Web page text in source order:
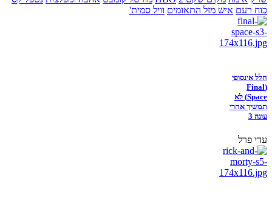
כוח רעם איש מזל התאומים וויל סמית'
חלל אינסופי
(Final
Space) לא
תמשיך אחרי
עונה 3
עדי פרל